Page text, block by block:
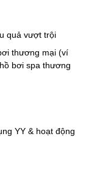
quả vượt trội
thương mại (ví
hồ bơi spa thương
YY & hoạt động